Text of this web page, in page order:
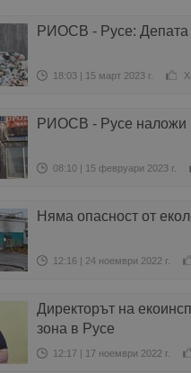
РИОСВ - Русе: Депата
18:03 | 15 март 2023 г.
РИОСВ - Русе наложи
08:10 | 15 февруари 2023 г.
Няма опасност от
12:16 | 24 ноември 2022 г.
Директорът на
зона в Русе
12:17 | 17 ноември 2022 г.
FCCDCF
Gemius
Gdyn
Име
Домейн
mid
Meta
__Secure-
__Secure-YNID
g_state